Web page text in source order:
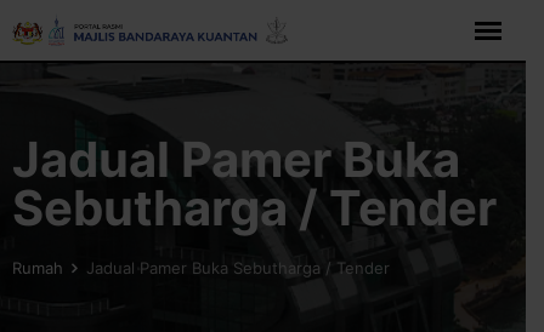
Langkau
Jadual Pamer Buka
Sebutharga / Tender
Rumah Jadual Pamer Buka Sebutharga / Tender